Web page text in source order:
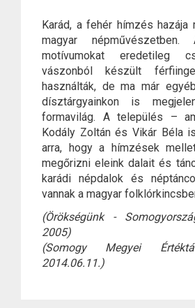
Karád, a fehér hímzés hazája
magyar
motívumokat eredetileg
vászonból készült
használták, de ma már
dísztárgyainkon is
formavilág. A település –
Kodály Zoltán és Vikár Béla
arra, hogy a hímzések
megőrizni eleink dalait és
karádi népdalok és
vannak a magyar
(Örökségünk -
2005)
(Somogy Megyei
2014.06.11.)